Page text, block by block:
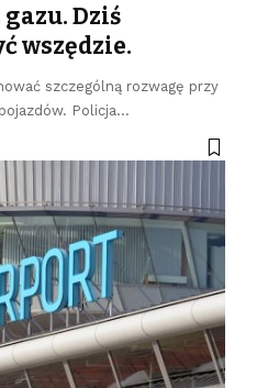
Dziś
wszędzie.
szczególną rozwagę przy
Policja…